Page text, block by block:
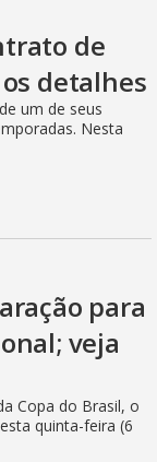
de
detalhes
um de seus
Nesta
para
veja
Copa do Brasil, o
quinta-feira (6